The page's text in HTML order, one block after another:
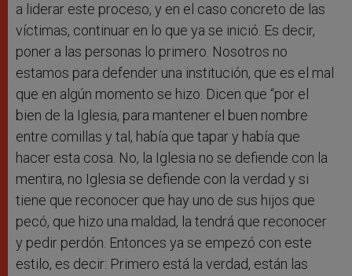
a liderar este proceso, y en el caso concreto de las
víctimas, continuar en lo que ya se inició. Es decir,
poner a las personas lo primero. Nosotros no
estamos para defender una institución, que es el mal
que en algún momento se hizo. Dicen que “por el
bien de la Iglesia, para mantener el buen nombre
entre comillas y tal, había que tapar y había que
hacer esta cosa. No, la Iglesia no se defiende con la
mentira, no Iglesia se defiende con la verdad y si
tiene que reconocer que hay uno de sus hijos que
pecó, que hizo una maldad, la tendrá que reconocer
y pedir perdón. Entonces ya se empezó con este
estilo, es decir: Primero está la verdad, están las